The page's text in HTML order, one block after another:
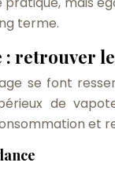
terme.
: retrouver
se font
de
et